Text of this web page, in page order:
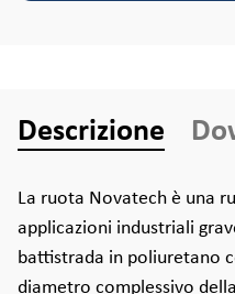
Descrizione
La ruota Novatech è una
applicazioni industriali
battistrada in poliuretano
diametro complessivo